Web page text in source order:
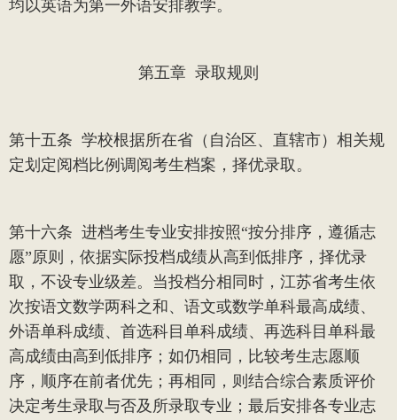
均以英语为第一外语安排教学。
第五章 录取规则
第十五条 学校根据所在省（自治区、直辖市）相关规
定划定阅档比例调阅考生档案，择优录取。
第十六条 进档考生专业安排按照“按分排序，遵循志
愿”原则，依据实际投档成绩从高到低排序，择优录
取，不设专业级差。当投档分相同时，江苏省考生依
次按语文数学两科之和、语文或数学单科最高成绩、
外语单科成绩、首选科目单科成绩、再选科目单科最
高成绩由高到低排序；如仍相同，比较考生志愿顺
序，顺序在前者优先；再相同，则结合综合素质评价
决定考生录取与否及所录取专业；最后安排各专业志